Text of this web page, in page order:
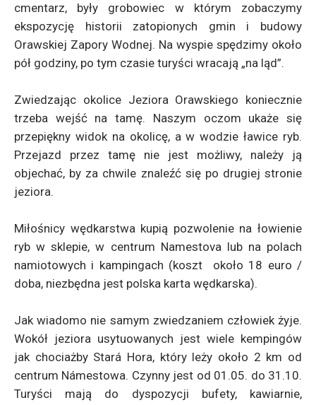
cmentarz, były grobowiec w którym zobaczymy
ekspozycję historii zatopionych gmin i budowy
Orawskiej Zapory Wodnej. Na wyspie spędzimy około
pół godziny, po tym czasie turyści wracają „na ląd”.
Zwiedzając okolice Jeziora Orawskiego koniecznie
trzeba wejść na tamę. Naszym oczom ukaże się
przepiękny widok na okolicę, a w wodzie ławice ryb.
Przejazd przez tamę nie jest możliwy, należy ją
objechać, by za chwile znaleźć się po drugiej stronie
jeziora.
Miłośnicy wędkarstwa kupią pozwolenie na łowienie
ryb w sklepie, w centrum Namestova lub na polach
namiotowych i kampingach (koszt około 18 euro /
doba, niezbędna jest polska karta wędkarska).
Jak wiadomo nie samym zwiedzaniem człowiek żyje.
Wokół jeziora usytuowanych jest wiele kempingów
jak chociażby Stará Hora, który leży około 2 km od
centrum Námestowa. Czynny jest od 01.05. do 31.10.
Turyści mają do dyspozycji bufety, kawiarnie,